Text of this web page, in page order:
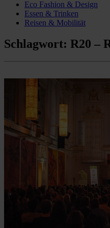
Eco Fashion & Design
Essen & Trinken
Reisen & Mobilität
Schlagwort: R20 –